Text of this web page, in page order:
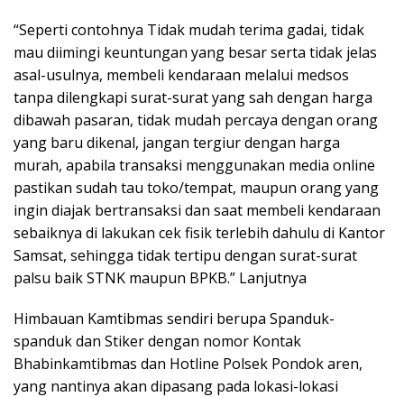
“Seperti contohnya Tidak mudah terima gadai, tidak
mau diimingi keuntungan yang besar serta tidak jelas
asal-usulnya, membeli kendaraan melalui medsos
tanpa dilengkapi surat-surat yang sah dengan harga
dibawah pasaran, tidak mudah percaya dengan orang
yang baru dikenal, jangan tergiur dengan harga
murah, apabila transaksi menggunakan media online
pastikan sudah tau toko/tempat, maupun orang yang
ingin diajak bertransaksi dan saat membeli kendaraan
sebaiknya di lakukan cek fisik terlebih dahulu di Kantor
Samsat, sehingga tidak tertipu dengan surat-surat
palsu baik STNK maupun BPKB.” Lanjutnya
Himbauan Kamtibmas sendiri berupa Spanduk-
spanduk dan Stiker dengan nomor Kontak
Bhabinkamtibmas dan Hotline Polsek Pondok aren,
yang nantinya akan dipasang pada lokasi-lokasi